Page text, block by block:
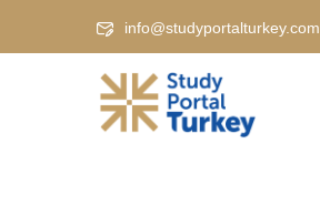
info@studyportalturkey.com